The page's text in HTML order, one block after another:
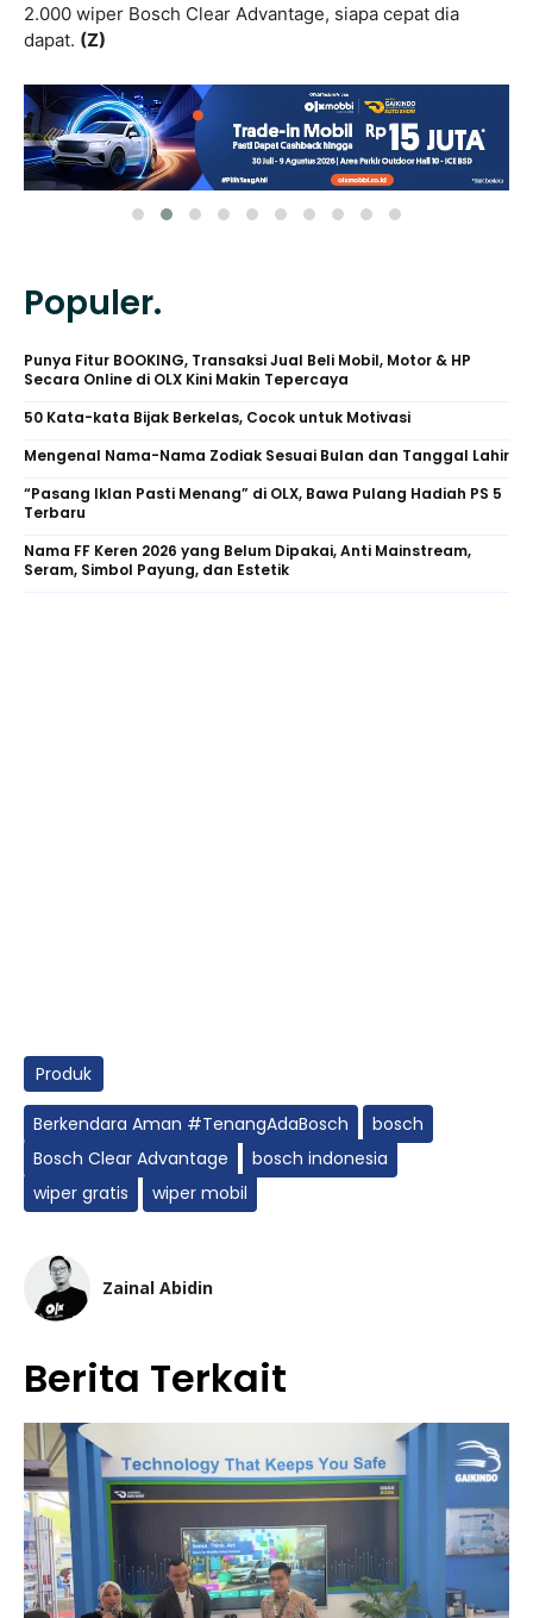
2.000 wiper Bosch Clear Advantage, siapa cepat dia
dapat. (Z)
Populer.
Punya Fitur BOOKING, Transaksi Jual Beli Mobil, Motor & HP
Secara Online di OLX Kini Makin Tepercaya
50 Kata-kata Bijak Berkelas, Cocok untuk Motivasi
Mengenal Nama-Nama Zodiak Sesuai Bulan dan Tanggal Lahir
“Pasang Iklan Pasti Menang” di OLX, Bawa Pulang Hadiah PS 5
Terbaru
Nama FF Keren 2026 yang Belum Dipakai, Anti Mainstream,
Seram, Simbol Payung, dan Estetik
Produk
Berkendara Aman #TenangAdaBosch
bosch
Bosch Clear Advantage
bosch indonesia
wiper gratis
wiper mobil
Zainal Abidin
Berita Terkait